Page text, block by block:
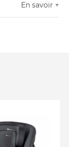
En savoir +